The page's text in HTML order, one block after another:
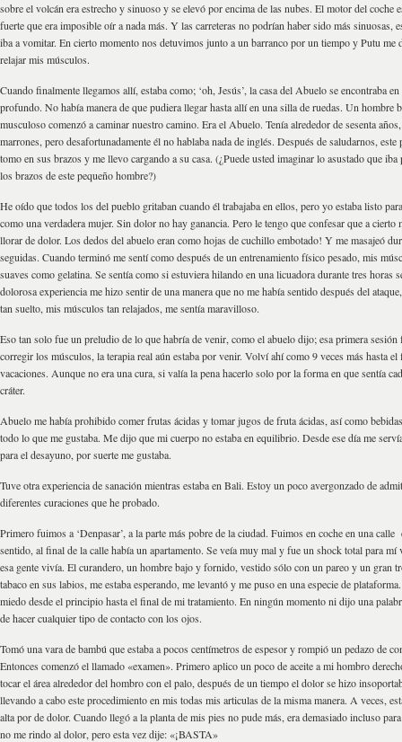
sobre el volcán era estrecho y sinuoso y se elevó por encima de las nubes. El motor del coche
fuerte que era imposible oír a nada más. Y las carreteras no podrían haber sido más sinuosas,
iba a vomitar. En cierto momento nos detuvimos junto a un barranco por un tiempo y Putu me
relajar mis músculos.
Cuando finalmente llegamos allí, estaba como; ‘oh, Jesús’, la casa del Abuelo se ​​encontraba
profundo. No había manera de que pudiera llegar hasta allí en una silla de ruedas. Un hombre
musculoso comenzó a caminar nuestro camino. Era el Abuelo. Tenía alrededor de sesenta
marrones, pero desafortunadamente él no hablaba nada de inglés. Después de saludarnos, este
tomo en sus brazos y me llevo cargando a su casa. (¿Puede usted imaginar lo asustado que iba
los brazos de este pequeño hombre?)
He oído que todos los del pueblo gritaban cuando él trabajaba en ellos, pero yo estaba listo
como una verdadera mujer. Sin dolor no hay ganancia. Pero le tengo que confesar que a cierto
llorar de dolor. Los dedos del abuelo eran como hojas de cuchillo embotado! Y me masajeó
seguidas. Cuando terminó me sentí como después de un entrenamiento físico pesado, mis
suaves como gelatina. Se sentía como si estuviera hilando en una licuadora durante tres horas
dolorosa experiencia me hizo sentir de una manera que no me había sentido después del
tan suelto, mis músculos tan relajados, me sentía maravilloso.
Eso tan solo fue un preludio de lo que habría de venir, como el abuelo dijo; esa primera sesión
corregir los músculos, la terapia real aún estaba por venir. Volví ahí como 9 veces más hasta el
vacaciones. Aunque no era una cura, si valía la pena hacerlo solo por la forma en que sentía
cráter.
Abuelo me había prohibido comer frutas ácidas y tomar jugos de fruta ácidas, así como
todo lo que me gustaba. Me dijo que mi cuerpo no estaba en equilibrio. Desde ese día me
para el desayuno, por suerte me gustaba.
Tuve otra experiencia de sanación mientras estaba en Bali. Estoy un poco avergonzado de
diferentes curaciones que he probado.
Primero fuimos a ‘Denpasar’, a la parte más pobre de la ciudad. Fuimos en coche en una calle
sentido, al final de la calle había un apartamento. Se veía muy mal y fue un shock total para mí
esa gente vivía. El curandero, un hombre bajo y fornido, vestido sólo con un pareo y un gran
tabaco en sus labios, me estaba esperando, me levantó y me puso en una especie de
miedo desde el principio hasta el final de mi tratamiento. En ningún momento ni dijo una
de hacer cualquier tipo de contacto con los ojos.
Tomó una vara de bambú que estaba a pocos centímetros de espesor y rompió un pedazo de
Entonces comenzó el llamado «examen». Primero aplico un poco de aceite a mi hombro
tocar el área alrededor del hombro con el palo, después de un tiempo el dolor se hizo
llevando a cabo este procedimiento en mis todas mis articulas de la misma manera. A veces,
alta por de dolor. Cuando llegó a la planta de mis pies no pude más, era demasiado incluso
no me rindo al dolor, pero esta vez dije: «¡BASTA»